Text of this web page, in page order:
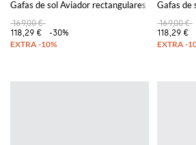
Gafas de sol Aviador rectangulares de acetato
169,00 €
118,29 €
-30%
Gafas de
169,00 €
118,29 €